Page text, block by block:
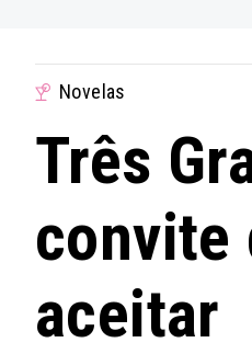
Novelas
Três
convite
aceitar